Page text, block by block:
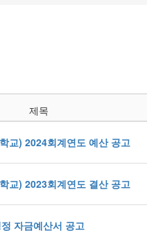
제목
교) 2024회계연도 예산 공고
교) 2023회계연도 결산 공고
자금예산서 공고